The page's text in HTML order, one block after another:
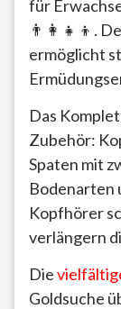
für
👨‍👩‍👧‍👦.
ermöglicht
Das
Zubehör:
Spaten mit
Bodenarten
Kopfhörer
verlängern
Die
Goldsuche